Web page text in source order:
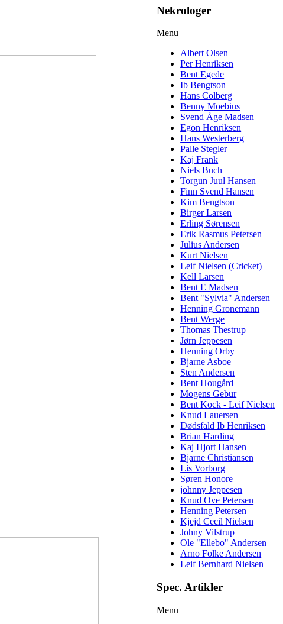
Nekrologer
Menu
Albert Olsen
Per Henriksen
Bent Egede
Ib Bengtson
Hans Colberg
Benny Moebius
Svend Åge Madsen
Egon Henriksen
Hans Westerberg
Palle Stegler
Kaj Frank
Niels Buch
Torgun Juul Hansen
Finn Svend Hansen
Kim Bengtson
Birger Larsen
Erling Sørensen
Erik Rasmus Petersen
Julius Andersen
Kurt Nielsen
Leif Nielsen (Cricket)
Kell Larsen
Bent E Madsen
Bent "Sylvia" Andersen
Henning Gronemann
Bent Werge
Thomas Thestrup
Jørn Jeppesen
Henning Orby
Bjarne Asboe
Sten Andersen
Bent Hougård
Mogens Gebur
Bent Kock - Leif Nielsen
Knud Lauersen
Dødsfald Ib Henriksen
Brian Harding
Kaj Hjort Hansen
Bjarne Christiansen
Lis Vorborg
Søren Honore
johnny Jeppesen
Knud Ove Petersen
Henning Petersen
Kjejd Cecil Nielsen
Johny Vilstrup
Ole "Ellebo" Andersen
Arno Folke Andersen
Leif Bernhard Nielsen
Spec. Artikler
Menu